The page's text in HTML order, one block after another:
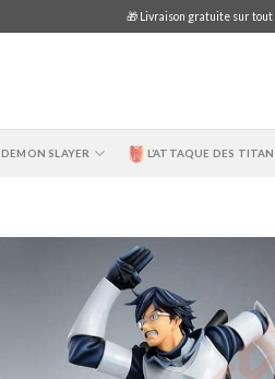
🎁 Livraison gratuite sur
DEMON SLAYER L’ATTAQUE DES